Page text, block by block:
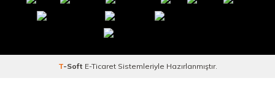
T-Soft E-TicaretSistemleriyle Hazırlanmıştır.